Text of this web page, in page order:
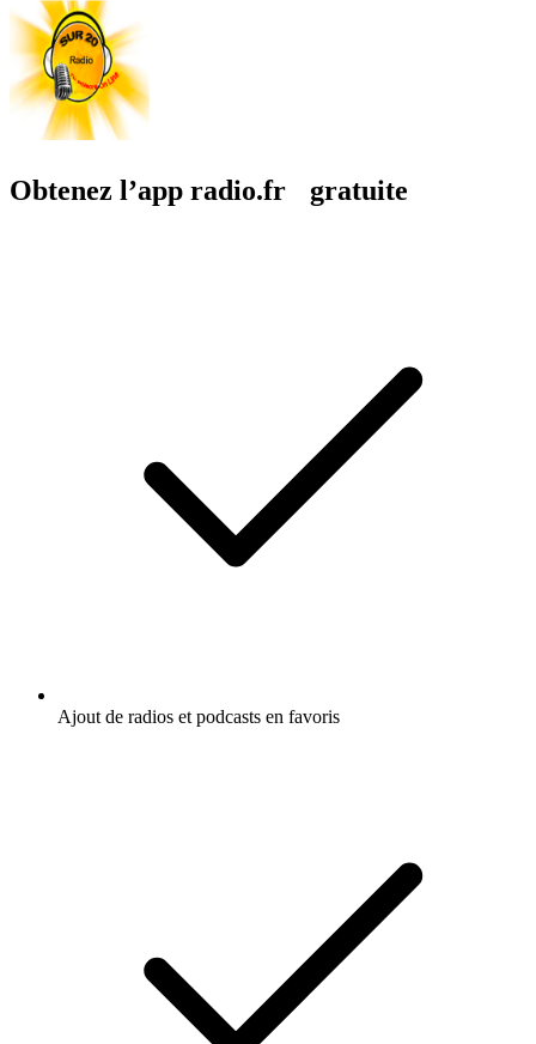
Obtenez l’app radio.fr gratuite
Ajout de radios et podcasts en favoris